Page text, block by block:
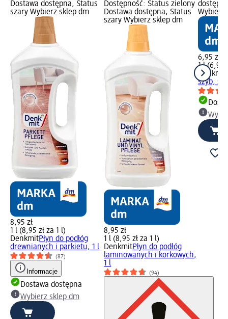
Dostawa dostępna, Status
szary Wybierz sklep dm
8,95 zł
1 l (8,95 zł za 1 l)
DenkmitPłyn do podłóg
drewnianych i parkietu, 1 l
(87)
Informacje
Dostawa dostępna
Wybierz sklep dm
Dostępność: Status zielony
Dostawa dostępna, Status
szary Wybierz sklep dm
8,95 zł
1 l (8,95 zł za 1 l)
DenkmitPłyn do podłóg
laminowanych i korkowych,
1 l
(94)
Wybierz
6,95 zł
1 l (6,95
Denkmit
szyb,